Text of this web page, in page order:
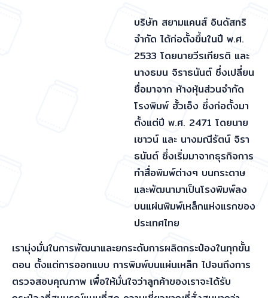
บริษัท สยามแคนส์ อินดัสทริ
จำกัด ได้ก่อตั้งขึ้นในปี พ.ศ.
2533 โดยนายวีรเกียรติ และ
นางธมน จิราธนันต์ ซึ่งเปลี่ยน
ชื่อมาจาก ห้างหุ้นส่วนจำกัด
โรงพิมพ์ ฮั้วเอ็ง ซึ่งก่อตั้งมา
ตั้งแต่ปี พ.ศ. 2471 โดยนาย
เชาวน์ และ นางมณีรัตน์ จิรา
ธนันต์ ซึ่งเริ่มมาจากธุรกิจการ
ทำสื่อพิมพ์ต่างๆ บนกระดาษ
และพัฒนามาเป็นโรงพิมพ์ลง
บนแผ่นพิมพ์เหล็กแห่งแรกของ
ประเทศไทย
เรามุ่งมั่นในการพัฒนาและยกระดับการผลิตกระป๋องในทุกขั้น
ตอน ตั้งแต่การออกแบบ การพิมพ์บนแผ่นเหล็ก ไปจนถึงการ
ตรวจสอบคุณภาพ เพื่อให้มั่นใจว่าลูกค้าของเราจะได้รับ